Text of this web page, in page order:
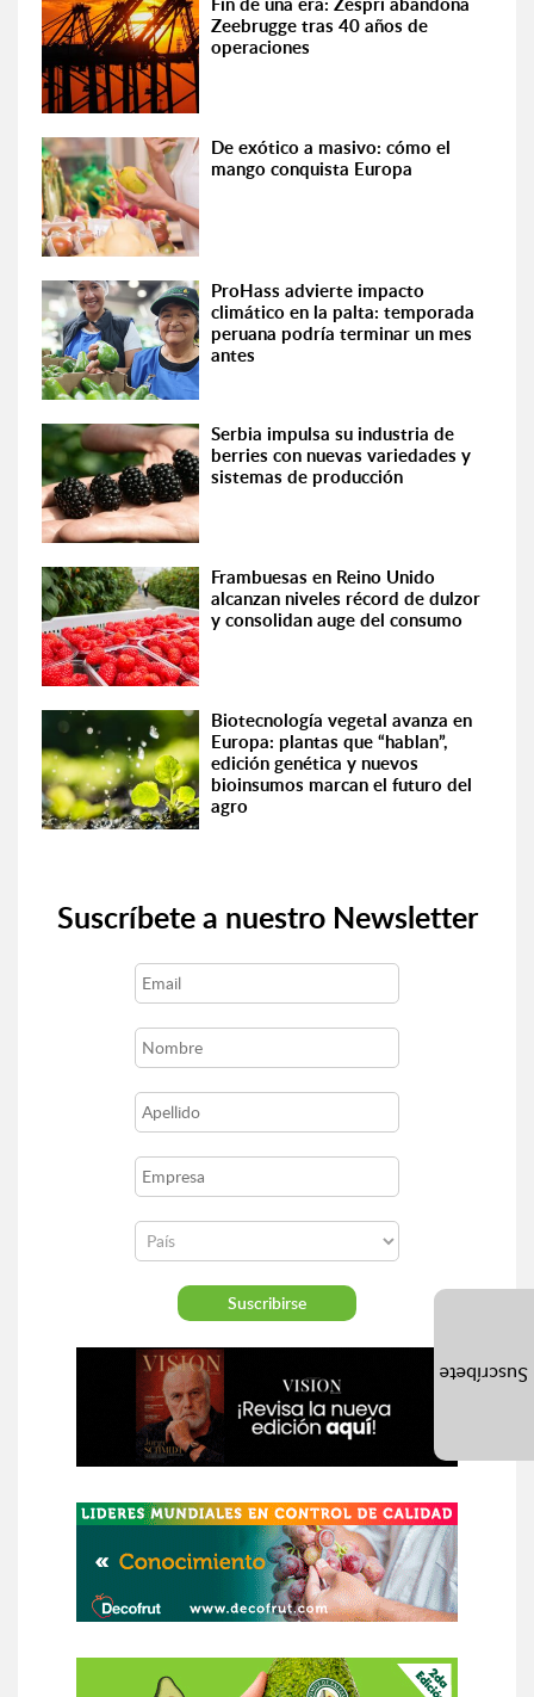
Zeebrugge tras 40 años de
operaciones
De exótico a masivo: cómo el
mango conquista Europa
ProHass advierte impacto
climático en la palta: temporada
peruana podría terminar un mes
antes
Serbia impulsa su industria de
berries con nuevas variedades y
sistemas de producción
Frambuesas en Reino Unido
alcanzan niveles récord de dulzor
y consolidan auge del consumo
Biotecnología vegetal avanza en
Europa: plantas que “hablan”,
edición genética y nuevos
bioinsumos marcan el futuro del
agro
Suscríbete a nuestro Newsletter
Suscríbete